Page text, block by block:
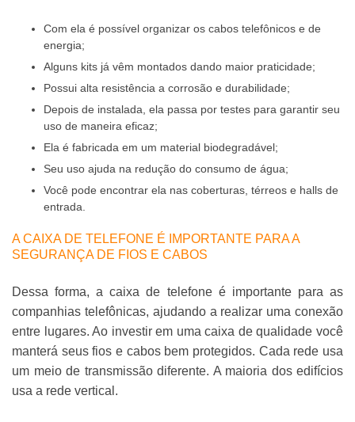
Com ela é possível organizar os cabos telefônicos e de
energia;
Alguns kits já vêm montados dando maior praticidade;
Possui alta resistência a corrosão e durabilidade;
Depois de instalada, ela passa por testes para garantir seu
uso de maneira eficaz;
Ela é fabricada em um material biodegradável;
Seu uso ajuda na redução do consumo de água;
Você pode encontrar ela nas coberturas, térreos e halls de
entrada.
A CAIXA DE TELEFONE É IMPORTANTE PARA A
SEGURANÇA DE FIOS E CABOS
Dessa forma, a caixa de telefone é importante para as
companhias telefônicas, ajudando a realizar uma conexão
entre lugares. Ao investir em uma caixa de qualidade você
manterá seus fios e cabos bem protegidos. Cada rede usa
um meio de transmissão diferente. A maioria dos edifícios
usa a rede vertical.